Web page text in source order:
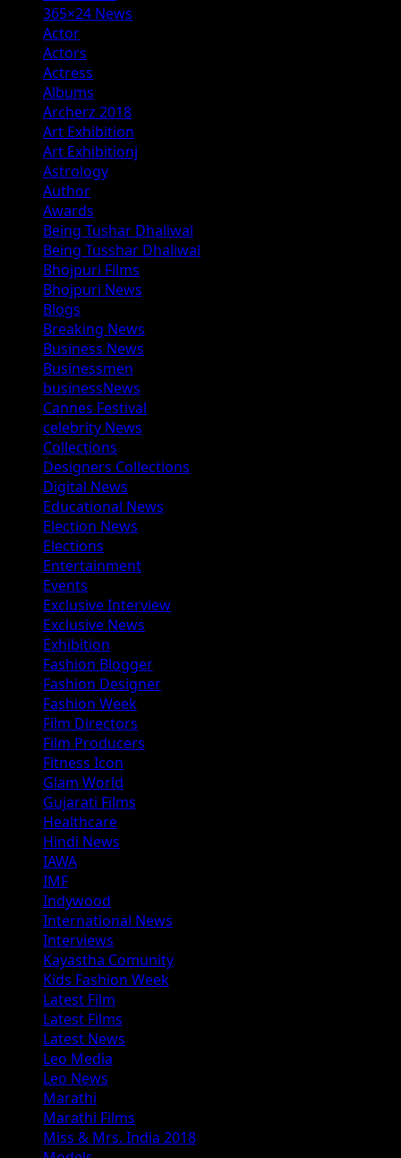
365×24 News
Actor
Actors
Actress
Albums
Archerz 2018
Art Exhibition
Art Exhibitionj
Astrology
Author
Awards
Being Tushar Dhaliwal
Being Tusshar Dhaliwal
Bhojpuri Films
Bhojpuri News
Blogs
Breaking News
Business News
Businessmen
businessNews
Cannes Festival
celebrity News
Collections
Designers Collections
Digital News
Educational News
Election News
Elections
Entertainment
Events
Exclusive Interview
Exclusive News
Exhibition
Fashion Blogger
Fashion Designer
Fashion Week
Film Directors
Film Producers
Fitness Icon
Glam World
Gujarati Films
Healthcare
Hindi News
IAWA
IMF
Indywood
International News
Interviews
Kayastha Comunity
Kids Fashion Week
Latest Film
Latest Films
Latest News
Leo Media
Leo News
Marathi
Marathi Films
Miss & Mrs. India 2018